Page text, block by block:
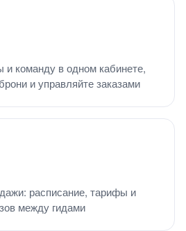
и команду в одном кабинете,
и управляйте заказами
расписание, тарифы и
между гидами